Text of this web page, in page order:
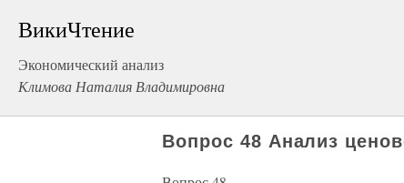
ВикиЧтение
Экономический анализ
Климова Наталия Владимировна
Вопрос 48 Анализ